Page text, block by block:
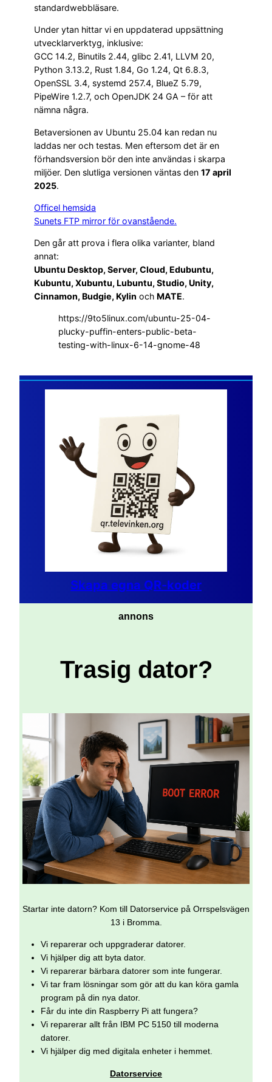
standardwebbläsare.
Under ytan hittar vi en uppdaterad uppsättning
utvecklarverktyg, inklusive:
GCC 14.2, Binutils 2.44, glibc 2.41, LLVM 20,
Python 3.13.2, Rust 1.84, Go 1.24, Qt 6.8.3,
OpenSSL 3.4, systemd 257.4, BlueZ 5.79,
PipeWire 1.2.7, och OpenJDK 24 GA – för att
nämna några.
Betaversionen av Ubuntu 25.04 kan redan nu
laddas ner och testas. Men eftersom det är en
förhandsversion bör den inte användas i skarpa
miljöer. Den slutliga versionen väntas den 17 april
2025.
Officel hemsida
Sunets FTP mirror för ovanstående.
Den går att prova i flera olika varianter, bland
annat:
Ubuntu Desktop, Server, Cloud, Edubuntu,
Kubuntu, Xubuntu, Lubuntu, Studio, Unity,
Cinnamon, Budgie, Kylin och MATE.
https://9to5linux.com/ubuntu-25-04-
plucky-puffin-enters-public-beta-
testing-with-linux-6-14-gnome-48
Skapa egna QR-koder
annons
Trasig dator?
Startar inte datorn? Kom till Datorservice på Orrspelsvägen
13 i Bromma.
Vi reparerar och uppgraderar datorer.
Vi hjälper dig att byta dator.
Vi reparerar bärbara datorer som inte fungerar.
Vi tar fram lösningar som gör att du kan köra gamla
program på din nya dator.
Får du inte din Raspberry Pi att fungera?
Vi reparerar allt från IBM PC 5150 till moderna
datorer.
Vi hjälper dig med digitala enheter i hemmet.
Datorservice